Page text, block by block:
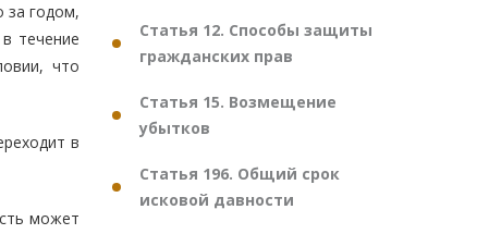
за годом,
течение
что
в
может
Статья 12. Способы защиты
гражданских прав
Статья 15. Возмещение
убытков
Статья 196. Общий срок
исковой давности